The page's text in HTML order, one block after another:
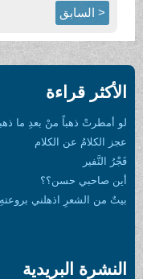
< السابق
الأكثر قراءة
لو أمطرتْ ذهباً منْ بعدِ ما ذهبا
عجز الكلامُ عن الكلام
فَجْرُ النَّفير
أين صاحبي حسن؟؟
بيتٌ من الشعرِ اذهلني بروعتهِ
النشرة البريدية